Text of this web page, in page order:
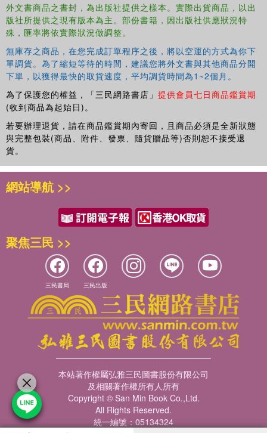
外文書商品之書封，為出版社提供之樣本。實際出貨商品，以出
版社所提供之現有版本為主。部份書籍，因出版社供應狀況特
殊，匯率將依實際狀況做調整。
無庫存之商品，在您完成訂單程序之後，將以空運的方式為你下
單調貨。為了縮短等待的時間，建議您將外文書與其他商品分開
下單，以獲得最快的取貨速度，平均調貨時間為1~2個月。
為了保護您的權益，「三民網路書店」 提供會員七日商品鑑賞期
(收到商品為起始日)。
若要辦理退貨，請在商品鑑賞期內寄回，且商品必須是全新狀態
與完整包裝(商品、附件、發票、隨貨贈品等)否則恕不接受退
貨。
網站導航 >>
聚焦三民 >>
三民書局 三民出版
本站著作權屬弘雅三民圖書股份有限公司
及相關著作權所有人所有
Copyright © San Min Book Co.,Ltd.
All Rights Reserved.
統一編號：05134324